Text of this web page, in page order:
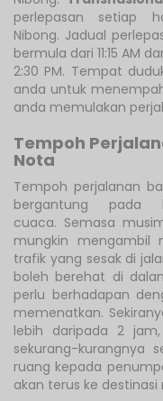
perlepasan setiap
Nibong. Jadual
bermula dari 11:15 AM
2:30 PM. Tempat
anda untuk
anda memulakan
Tempoh
Nota
Tempoh perjalanan
bergantung pada
cuaca. Semasa
mungkin mengambil
trafik yang sesak di
boleh berehat di
perlu berhadapan
memenatkan.
lebih daripada 2
sekurang-kurangnya
ruang kepada
akan terus ke destinasi